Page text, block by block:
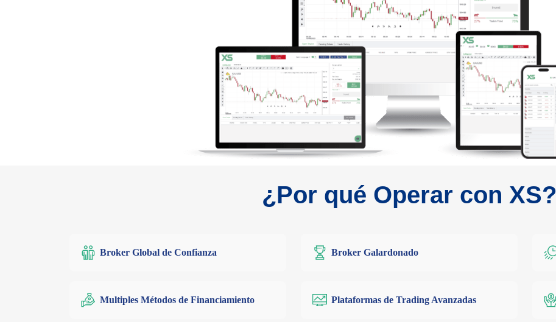
¿Por qué Operar con XS?
Broker Global de Confianza Broker Galardonado
Multiples Métodos de Financiamiento Plataformas de Trading Avanzadas